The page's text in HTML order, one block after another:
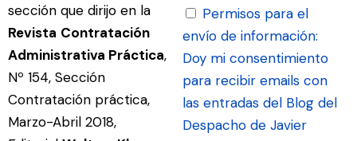
sección que dirijo en la
Revista Contratación
Administrativa Práctica,
Nº 154, Sección
Contratación práctica,
Marzo-Abril 2018,
Permisos para el
envío de información:
Doy mi consentimiento
para recibir emails con
las entradas del Blog del
Despacho de Javier